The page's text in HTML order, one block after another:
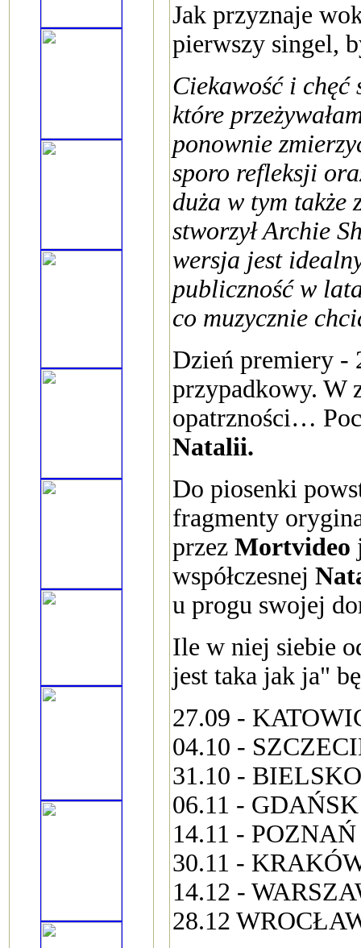
Jak przyznaje
pierwszy singel,
Ciekawość i chęć
które
ponownie
sporo refleksji
duża w tym także
stworzył Archie
wersja jest
publiczność w
co muzycznie
Dzień premiery -
przypadkowy. W
opatrzności…
Natalii.
Do piosenki
fragmenty
przez Mortvideo
współczesnej
u progu swojej
Ile w niej siebie
jest taka jak ja"
27.09 -
04.10 -
31.10 -
06.11 -
14.11 -
30.11 -
14.12 -
28.12